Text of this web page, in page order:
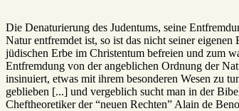
Die Denaturierung des Judentums, seine
Natur entfremdet ist, so ist das nicht seiner
jüdischen Erbe im Christentum befreien und zum
Entfremdung von der angeblichen Ordnung der
insinuiert, etwas mit ihrem besonderen Wesen zu
geblieben [...] und vergeblich sucht man in der
Cheftheoretiker der “neuen Rechten” Alain de